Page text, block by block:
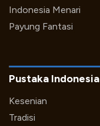
Indonesia Menari
Payung Fantasi
Pustaka Indonesia
Kesenian
Tradisi